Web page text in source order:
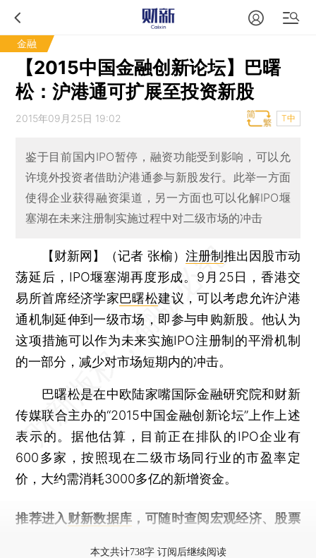
金融
【2015中国金融创新论坛】巴曙
松：沪港通可扩展至投资新股
2015年09月25日 19:02 T中
鉴于目前国内IPO暂停，融资功能受到影响，可以允
许境外投资者借助沪港通参与新股发行。此举一方面
使得企业获得融资渠道，另一方面也可以化解IPO堰
塞湖在未来注册制实施过程中对二级市场的冲击
【财新网】（记者 张榆） 注册制推出因股市动
荡延后，IPO堰塞湖再度形成。9月25日，香港交
易所首席经济学家巴曙松建议，可以考虑允许沪港
通机制延伸到一级市场，即参与申购新股。他认为
这项措施可以作为未来实施IPO注册制的平滑机制
的一部分，减少对市场短期内的冲击。
巴曙松是在中欧陆家嘴国际金融研究院和财新
传媒联合主办的“2015中国金融创新论坛”上作上述
表示的。据他估算，目前正在排队的IPO企业有
600多家，按照现在二级市场同行业的市盈率定
价，大约需消耗3000多亿的新增资金。
推荐进入 财新数据库 ，可随时查阅宏观经济、股票
本文共计738字 订阅后继续阅读